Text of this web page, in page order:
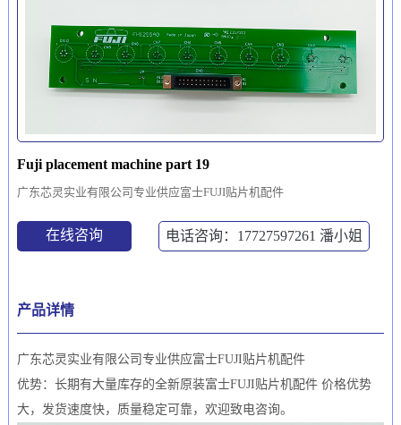
Fuji placement machine part 19
广东芯灵实业有限公司专业供应富士FUJI贴片机配件
在线咨询 电话咨询：17727597261 潘小姐
产品详情
广东芯灵实业有限公司专业供应富士FUJI贴片机配件
优势：长期有大量库存的全新原装富士FUJI贴片机配件 价格优势
大，发货速度快，质量稳定可靠，欢迎致电咨询。